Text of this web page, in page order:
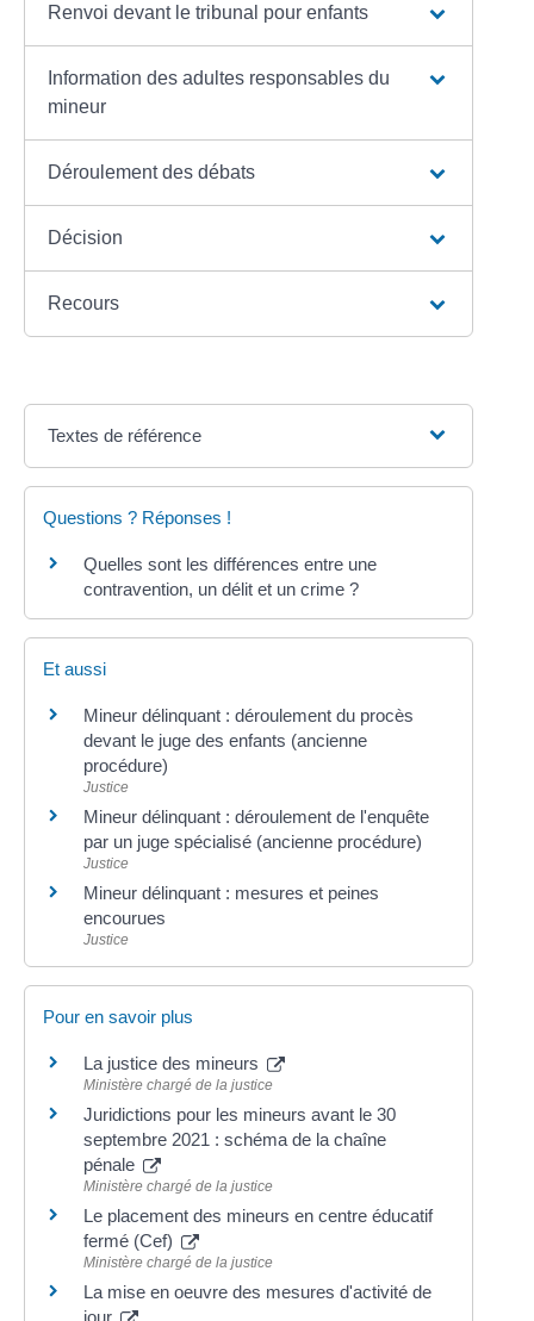
Renvoi devant le tribunal pour enfants
Information des adultes responsables du
mineur
Déroulement des débats
Décision
Recours
Textes de référence
Questions ? Réponses !
Quelles sont les différences entre une
contravention, un délit et un crime ?
Et aussi
Mineur délinquant : déroulement du procès
devant le juge des enfants (ancienne
procédure)
Justice
Mineur délinquant : déroulement de l'enquête
par un juge spécialisé (ancienne procédure)
Justice
Mineur délinquant : mesures et peines
encourues
Justice
Pour en savoir plus
La justice des mineurs
Ministère chargé de la justice
Juridictions pour les mineurs avant le 30
septembre 2021 : schéma de la chaîne
pénale
Ministère chargé de la justice
Le placement des mineurs en centre éducatif
fermé (Cef)
Ministère chargé de la justice
La mise en oeuvre des mesures d'activité de